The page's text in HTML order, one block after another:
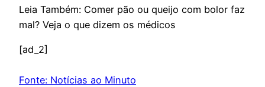
Leia Também: Comer pão ou queijo com bolor faz
mal? Veja o que dizem os médicos
[ad_2]
Fonte: Notícias ao Minuto